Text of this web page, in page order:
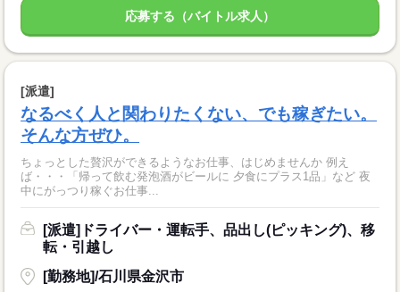
応募する（バイトル求人）
[派遣]
なるべく人と関わりたくない、でも稼ぎたい。
そんな方ぜひ。
ちょっとした贅沢ができるようなお仕事、はじめませんか 例え
ば・・・「帰って飲む発泡酒がビールに 夕食にプラス1品」など 夜
中にがっつり稼ぐお仕事...
[派遣]ドライバー・運転手、品出し(ピッキング)、移
転・引越し
[勤務地]/石川県金沢市